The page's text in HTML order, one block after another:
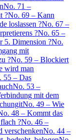
No. 71 –
?No. 69 – Kann
loslassen ?No. 67 –
?No. 65 –
5. Dimension ?No.
mit
?No. 59 – Blockiert
wird man
55 – Das
No. 53 –
mit dem
No. 49 – Wie
48 – Kommt das
?No. 46 –
verschenkenNo. 44 –